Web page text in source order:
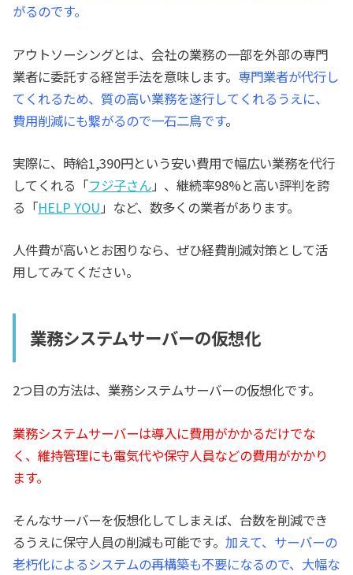
がるのです。
アウトソーシングとは、会社の業務の一部を外部の専門
業者に委託する経営手法を意味します。 専門業者が代行し
てくれるため、質の高い業務を遂行してくれるうえに、
費用削減にも繋がるので一石二鳥です。
実際に、時給1,390円という安い費用で幅広い業務を代行
してくれる「フジ子さん」、継続率98%と高い評判を誇
る「HELP YOU」など、数多くの業者があります。
人件費が高いとお困りなら、ぜひ経費削減対策として活
用してみてください。
業務システムサーバーの仮想化
2つ目の方法は、業務システムサーバーの仮想化です。
業務システムサーバーは導入に費用がかかるだけでな
く、維持管理にも電気代や保守人員などの費用がかかり
ます。
そんなサーバーを仮想化してしまえば、台数を削減でき
るうえに保守人員の削減も可能です。加えて、サーバーの
老朽化によるシステムの再構築も不要になるので、大幅な